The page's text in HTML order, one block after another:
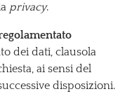
privacy.
dei dati, clausola
ai sensi del
disposizioni.